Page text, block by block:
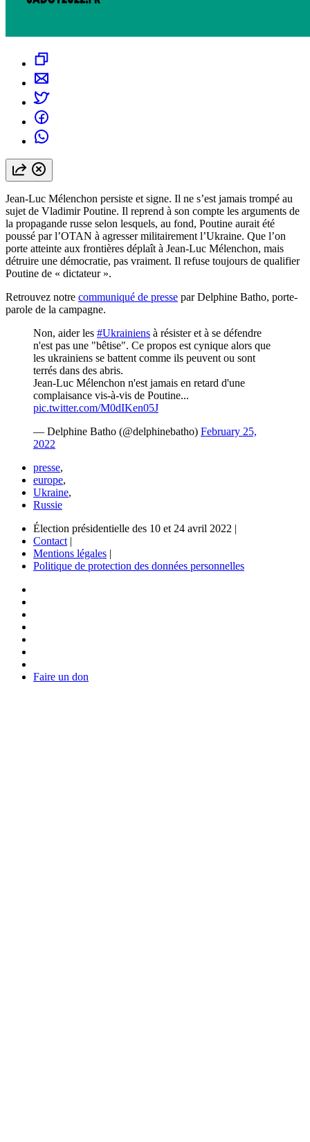
Jean-Luc Mélenchon persiste et signe. Il ne s’est jamais trompé au
sujet de Vladimir Poutine. Il reprend à son compte les arguments de
la propagande russe selon lesquels, au fond, Poutine aurait été
poussé par l’OTAN à agresser militairement l’Ukraine. Que l’on
porte atteinte aux frontières déplaît à Jean-Luc Mélenchon, mais
détruire une démocratie, pas vraiment. Il refuse toujours de qualifier
Poutine de « dictateur ».
Retrouvez notre communiqué de presse par Delphine Batho, porte-
parole de la campagne.
Non, aider les #Ukrainiens à résister et à se défendre
n'est pas une "bêtise". Ce propos est cynique alors que
les ukrainiens se battent comme ils peuvent ou sont
terrés dans des abris.
Jean-Luc Mélenchon n'est jamais en retard d'une
complaisance vis-à-vis de Poutine...
pic.twitter.com/M0dIKen05J
— Delphine Batho (@delphinebatho) February 25,
2022
presse,
europe,
Ukraine,
Russie
Élection présidentielle des 10 et 24 avril 2022 |
Contact |
Mentions légales |
Politique de protection des données personnelles
Faire un don